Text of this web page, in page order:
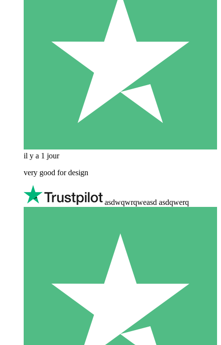
il y a 1 jour
very good for design
asdwqwrqweasd asdqwerq